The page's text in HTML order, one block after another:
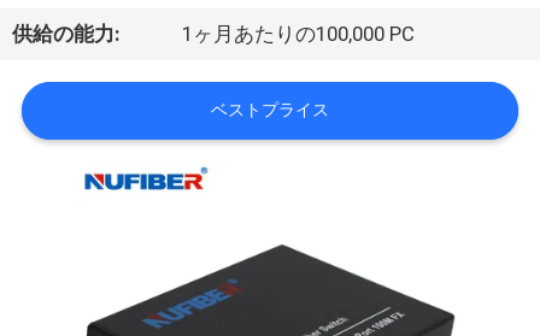
場
供給の能力: 1ヶ月あたりの100,000 PC
ベストプライス